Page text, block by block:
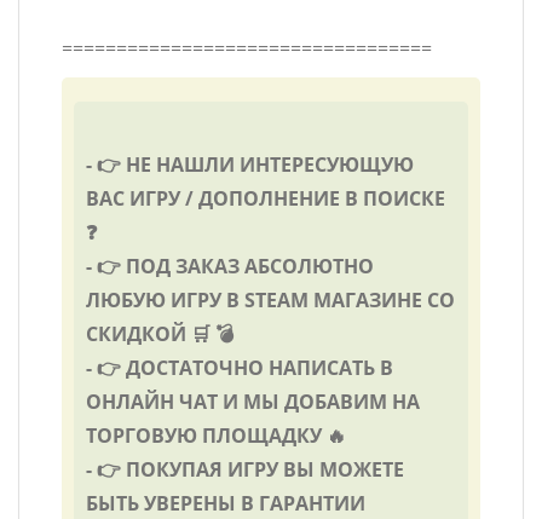
==================================
- 👉 НЕ НАШЛИ ИНТЕРЕСУЮЩУЮ
ВАС ИГРУ / ДОПОЛНЕНИЕ В ПОИСКЕ
❓
- 👉 ПОД ЗАКАЗ АБСОЛЮТНО
ЛЮБУЮ ИГРУ В STEAM МАГАЗИНЕ СО
СКИДКОЙ 🛒 💣
- 👉 ДОСТАТОЧНО НАПИСАТЬ В
ОНЛАЙН ЧАТ И МЫ ДОБАВИМ НА
ТОРГОВУЮ ПЛОЩАДКУ 🔥
- 👉 ПОКУПАЯ ИГРУ ВЫ МОЖЕТЕ
БЫТЬ УВЕРЕНЫ В ГАРАНТИИ